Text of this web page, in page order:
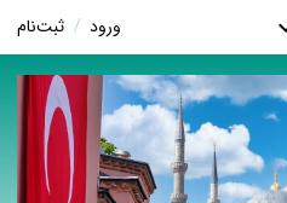
ورود / ثبت‌نام